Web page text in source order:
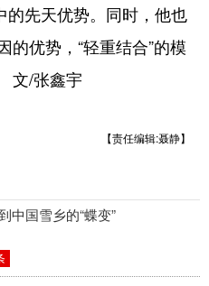
先天优势。同时，他也
的优势，“轻重结合”的模
文/张鑫宇
【责任编辑:聂静】
中国雪乡的“蝶变”